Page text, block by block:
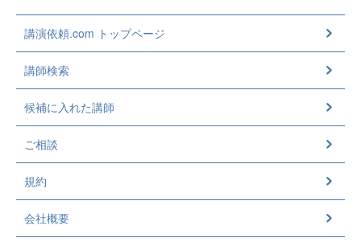
講演依頼.com トップページ
講師検索
候補に入れた講師
ご相談
規約
会社概要